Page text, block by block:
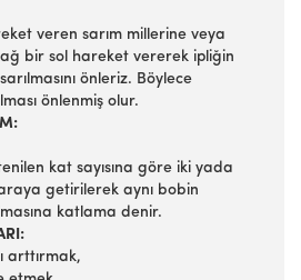
veren sarım millerine veya
bir sol hareket vererek ipliğin
önleriz. Böylece
önlenmiş olur.
kat sayısına göre iki yada
getirilerek aynı bobin
katlama denir.
arttırmak,